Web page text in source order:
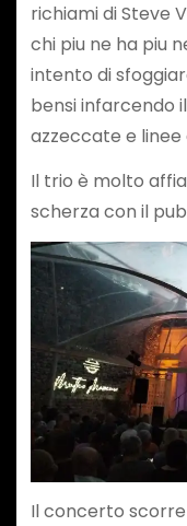
richiami di Steve
chi piu ne ha piu
intento di
bensi infarcendo
azzeccate e
Il trio è molto
scherza con il
Il concerto